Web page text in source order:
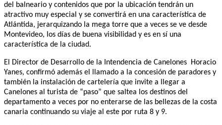
del balneario y contenidos que por la ubicación tendrán un
atractivo muy especial y se convertirá en una característica de
Atlántida, jerarquizando la mega torre que a veces se ve desde
Montevideo, los días de buena visibilidad y es en sí una
característica de la ciudad.
El Director de Desarrollo de la Intendencia de Canelones Horacio
Yanes, confirmó además el llamado a la concesión de paradores y
también la instalación de cartelería que invite a llegar a
Canelones al turista de “paso” que saltea los destinos del
departamento a veces por no enterarse de las bellezas de la costa
canaria continuando su viaje al este por ruta 8 y 9.